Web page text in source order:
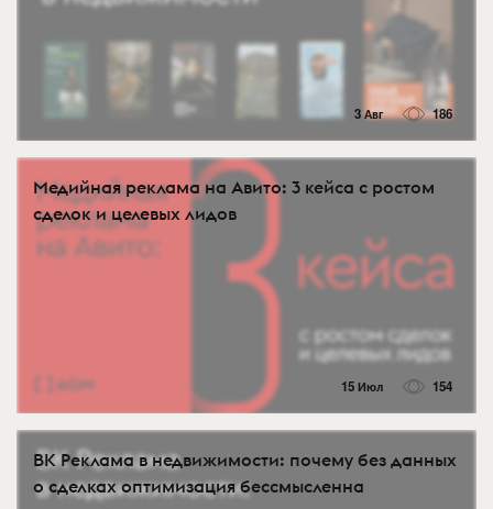
3 Авг 186
Медийная реклама на Авито: 3 кейса с ростом
сделок и целевых лидов
15 Июл 154
ВК Реклама в недвижимости: почему без данных
о сделках оптимизация бессмысленна